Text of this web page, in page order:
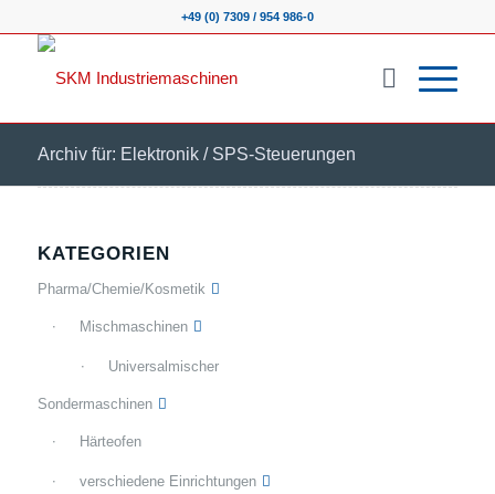
+49 (0) 7309 / 954 986-0
Archiv für: Elektronik / SPS-Steuerungen
KATEGORIEN
Pharma/Chemie/Kosmetik
Mischmaschinen
Universalmischer
Sondermaschinen
Härteofen
verschiedene Einrichtungen